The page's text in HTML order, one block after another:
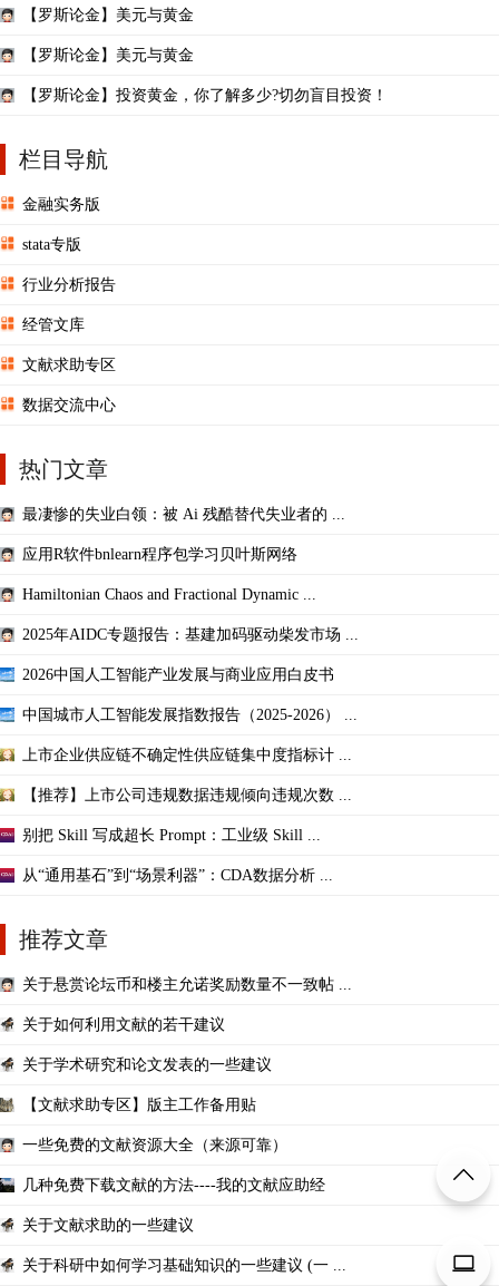
【罗斯论金】美元与黄金
【罗斯论金】美元与黄金
【罗斯论金】投资黄金，你了解多少?切勿盲目投资！
栏目导航
金融实务版
stata专版
行业分析报告
经管文库
文献求助专区
数据交流中心
热门文章
最凄惨的失业白领：被 Ai 残酷替代失业者的 ...
应用R软件bnlearn程序包学习贝叶斯网络
Hamiltonian Chaos and Fractional Dynamic ...
2025年AIDC专题报告：基建加码驱动柴发市场 ...
2026中国人工智能产业发展与商业应用白皮书
中国城市人工智能发展指数报告（2025-2026） ...
上市企业供应链不确定性供应链集中度指标计 ...
【推荐】上市公司违规数据违规倾向违规次数 ...
别把 Skill 写成超长 Prompt：工业级 Skill ...
从“通用基石”到“场景利器”：CDA数据分析 ...
推荐文章
关于悬赏论坛币和楼主允诺奖励数量不一致帖 ...
关于如何利用文献的若干建议
关于学术研究和论文发表的一些建议
【文献求助专区】版主工作备用贴
一些免费的文献资源大全（来源可靠）
几种免费下载文献的方法----我的文献应助经
关于文献求助的一些建议
关于科研中如何学习基础知识的一些建议 (一 ...